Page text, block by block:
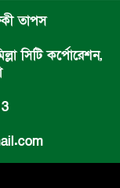
তাপস
সিটি কর্পোরেশন,